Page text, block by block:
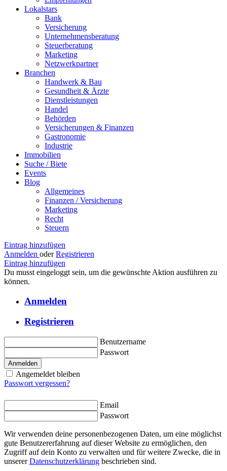
Lokalstars
Bank
Versicherung
Unternehmensberatung
Steuerberatung
Marketing
Netzwerkpartner
Branchen
Handwerk & Bau
Gesundheit & Ärzte
Dienstleistungen
Handel
Behörden
Versicherungen & Finanzen
Gastronomie
Industrie
Immobilien
Suche / Biete
Events
Blog
Allgemeines
Finanzen / Versicherung
Marketing
Recht
Steuern
Eintrag hinzufügen
Anmelden oder Registrieren
Eintrag hinzufügen
Du musst eingeloggt sein, um die gewünschte Aktion ausführen zu
können.
Anmelden
Registrieren
Benutzername
Passwort
Anmelden
Angemeldet bleiben
Passwort vergessen?
Email
Passwort
Wir verwenden deine personenbezogenen Daten, um eine möglichst
gute Benutzererfahrung auf dieser Website zu ermöglichen, den
Zugriff auf dein Konto zu verwalten und für weitere Zwecke, die in
unsererDatenschutzerklärung beschrieben sind.